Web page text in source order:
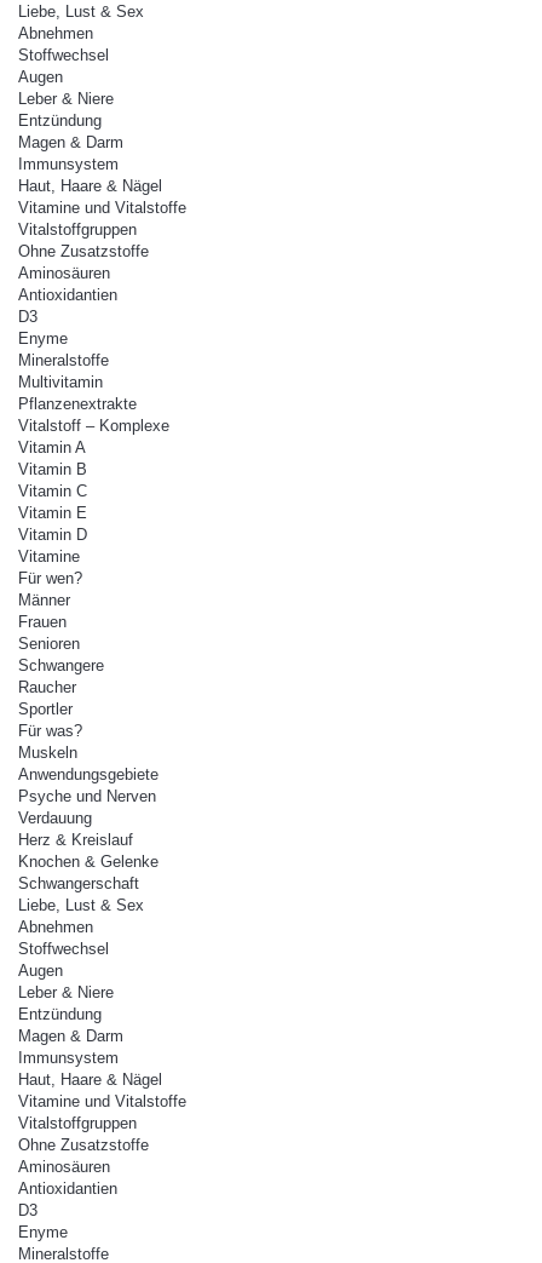
Liebe, Lust & Sex
Abnehmen
Stoffwechsel
Augen
Leber & Niere
Entzündung
Magen & Darm
Immunsystem
Haut, Haare & Nägel
Vitamine und Vitalstoffe
Vitalstoffgruppen
Ohne Zusatzstoffe
Aminosäuren
Antioxidantien
D3
Enyme
Mineralstoffe
Multivitamin
Pflanzenextrakte
Vitalstoff – Komplexe
Vitamin A
Vitamin B
Vitamin C
Vitamin E
Vitamin D
Vitamine
Für wen?
Männer
Frauen
Senioren
Schwangere
Raucher
Sportler
Für was?
Muskeln
Anwendungsgebiete
Psyche und Nerven
Verdauung
Herz & Kreislauf
Knochen & Gelenke
Schwangerschaft
Liebe, Lust & Sex
Abnehmen
Stoffwechsel
Augen
Leber & Niere
Entzündung
Magen & Darm
Immunsystem
Haut, Haare & Nägel
Vitamine und Vitalstoffe
Vitalstoffgruppen
Ohne Zusatzstoffe
Aminosäuren
Antioxidantien
D3
Enyme
Mineralstoffe